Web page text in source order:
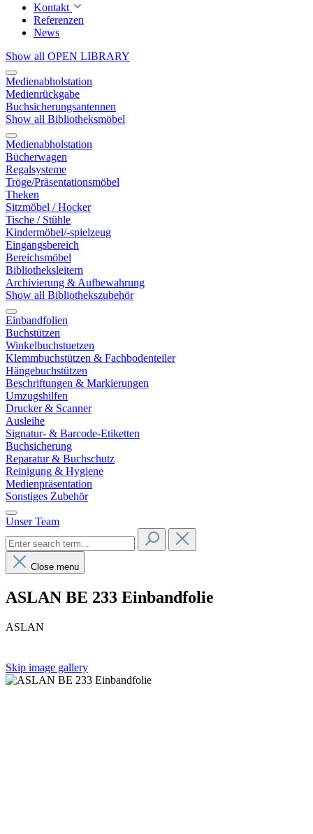
Kontakt
Referenzen
News
Show all OPEN LIBRARY
Medienabholstation
Medienrückgabe
Buchsicherungsantennen
Show all Bibliotheksmöbel
Medienabholstation
Bücherwagen
Regalsysteme
Tröge/Präsentationsmöbel
Theken
Sitzmöbel / Hocker
Tische / Stühle
Kindermöbel/-spielzeug
Eingangsbereich
Bereichsmöbel
Bibliotheksleitern
Archivierung & Aufbewahrung
Show all Bibliothekszubehör
Einbandfolien
Buchstützen
Winkelbuchstuetzen
Klemmbuchstützen & Fachbodenteiler
Hängebuchstützen
Beschriftungen & Markierungen
Umzugshilfen
Drucker & Scanner
Ausleihe
Signatur- & Barcode-Etiketten
Buchsicherung
Reparatur & Buchschutz
Reinigung & Hygiene
Medienpräsentation
Sonstiges Zubehör
Unser Team
Close menu
ASLAN BE 233 Einbandfolie
ASLAN
Skip image gallery